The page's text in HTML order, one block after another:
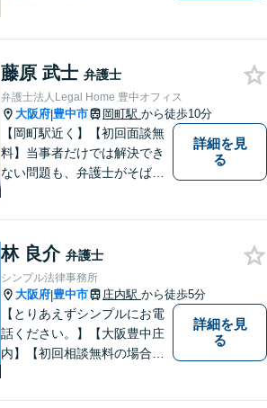
藤原 武士 弁護士
弁護士法人Legal Home 豊中オフィス
大阪府|豊中市 岡町駅 から徒歩10分
【岡町駅近く】【初回面談無
料】当事者だけでは解決でき
ない問題も、弁護士がそばに
交通事故／企業法務など、幅
広く対応可能。【夜間／休日
対応可能】まずはお気軽にご
連絡ください。
詳細を見
る
林 良介 弁護士
シンプル法律事務所
大阪府|豊中市 庄内駅 から徒歩5分
【とりあえずシンプルにお電
話ください。】【大阪豊中庄
内】【初回相談無料の場合あ
詳細を見
る